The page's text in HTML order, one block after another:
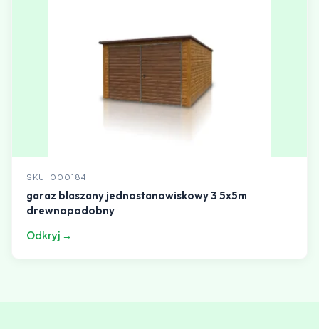
SKU: 000184
garaz blaszany jednostanowiskowy 3 5x5m
drewnopodobny
Odkryj →